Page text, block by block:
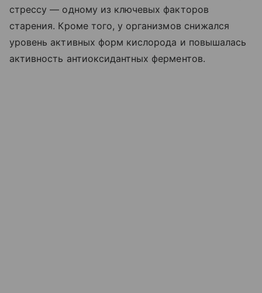
стрессу — одному из ключевых факторов
старения. Кроме того, у организмов снижался
уровень активных форм кислорода и повышалась
активность антиоксидантных ферментов.